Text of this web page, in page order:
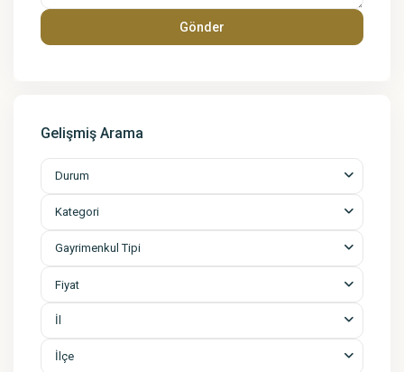
Gelişmiş Arama
Durum
Kategori
Gayrimenkul Tipi
Fiyat
İl
İlçe